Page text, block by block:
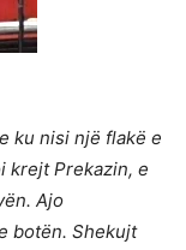
ku nisi një flakë e
krejt Prekazin, e
Ajo
botën. Shekujt